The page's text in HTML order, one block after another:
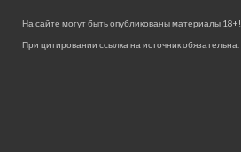
На сайте могут быть опубликованы материалы 18+!
При цитировании ссылка на источник обязательна.